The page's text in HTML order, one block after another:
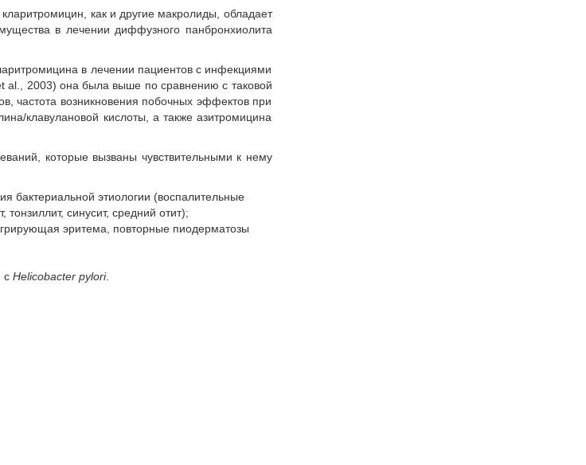
как и другие макролиды, обладает
в лечении диффузного панбронхиолита
в лечении пациентов с инфекциями
al., 2003) она была выше по сравнению с таковой
частота возникновения побочных эффектов при
клавулановой кислоты, а также азитромицина
которые вызваны чувствительными к нему
бактериальной этиологии (воспалительные
синусит, средний отит);
эритема, повторные пиодерматозы
с Helicobacter pylori.